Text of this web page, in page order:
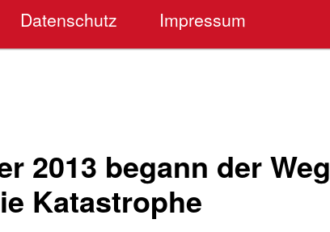
Datenschutz Impressum
2013 begann der Weg
Katastrophe